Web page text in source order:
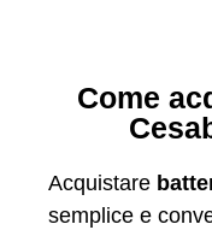
Come
Acquistare
semplice e